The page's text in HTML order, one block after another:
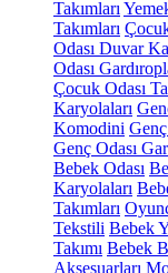
Takımları
Takımları
Odası Duvar
Odası
Çocuk Odası
Karyolaları
Komodini
Genç Odası
Bebek Odası
Karyolaları
Takımları
Tekstili Bebek
Takımı Bebek
Aksesuarları